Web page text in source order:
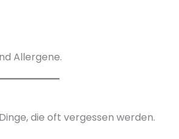
Allergene.
die oft vergessen werden.